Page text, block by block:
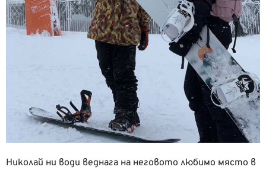
Николай ни води веднага на неговото любимо място в